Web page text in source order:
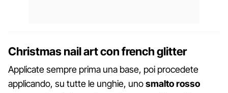
Christmas nail art con french glitter
Applicate sempre prima una base, poi procedete
applicando, su tutte le unghie, unosmalto rosso